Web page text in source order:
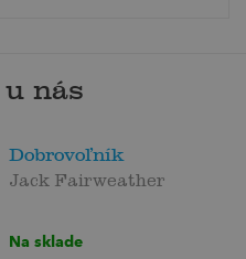
nás
Dobrovoľník
Jack Fairweather
Na sklade